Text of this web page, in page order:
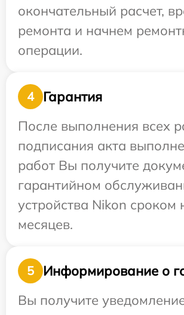
окончательный расчет,
ремонта и начнем
операции.
4
Гарантия
После выполнения всех
подписания акта
работ Вы получите
гарантийном
устройства Nikon сроком
месяцев.
5
Информирование о
Вы получите